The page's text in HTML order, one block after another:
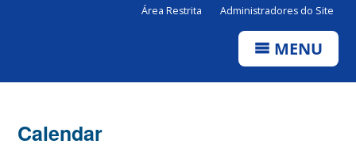
Área Restrita Administradores do Site
MENU
Calendar